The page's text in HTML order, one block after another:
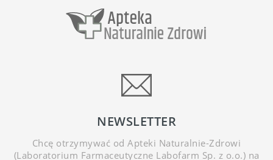
NEWSLETTER
Chcę otrzymywać od Apteki Naturalnie-Zdrowi
(Laboratorium Farmaceutyczne Labofarm Sp. z o.o.) na